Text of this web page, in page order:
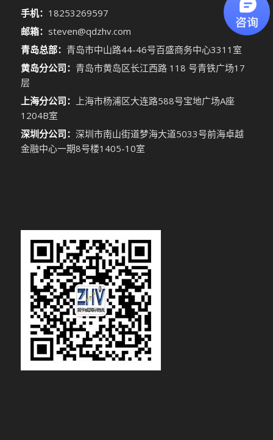
手机： 18253269597
邮箱： steven@qdzhv.com
青岛总部： 青岛市中山路44-46号百盛商务中心3311室
黄岛分公司： 青岛市黄岛区长江西路 118 号青铁广场17
层
上海分公司：
上海市杨浦区大连路588号宝地广场A座
1204B室
深圳分公司： 深圳市南山街道梦海大道5033号前海卓越
金融中心一期8号楼1405-10室